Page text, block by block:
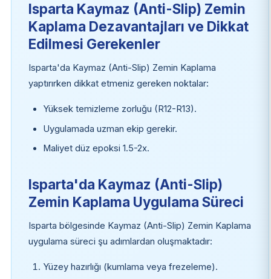
Isparta Kaymaz (Anti-Slip) Zemin
Kaplama Dezavantajları ve Dikkat
Edilmesi Gerekenler
Isparta'da Kaymaz (Anti-Slip) Zemin Kaplama
yaptırırken dikkat etmeniz gereken noktalar:
Yüksek temizleme zorluğu (R12-R13).
Uygulamada uzman ekip gerekir.
Maliyet düz epoksi 1.5-2x.
Isparta'da Kaymaz (Anti-Slip)
Zemin Kaplama Uygulama Süreci
Isparta bölgesinde Kaymaz (Anti-Slip) Zemin Kaplama
uygulama süreci şu adımlardan oluşmaktadır:
Yüzey hazırlığı (kumlama veya frezeleme).